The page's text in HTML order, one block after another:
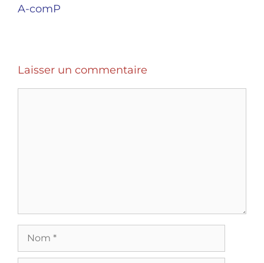
A-comP
Laisser un commentaire